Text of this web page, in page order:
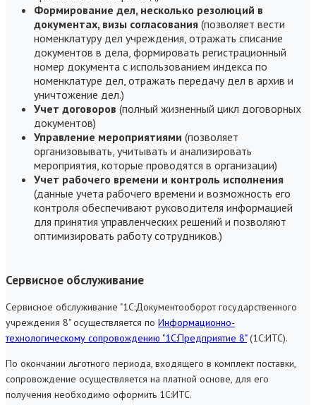
Формирование дел, несколько резолюций в
документах, визы согласования (позволяет вести
номенклатуру дел учреждения, отражать списание
документов в дела, формировать регистрационный
номер документа с использованием индекса по
номенклатуре дел, отражать передачу дел в архив и
уничтожение дел.)
Учет договоров (полный жизненный цикл договорных
документов)
Управление мероприятиями (позволяет
организовывать, учитывать и анализировать
мероприятия, которые проводятся в организации)
Учет рабочего времени и контроль исполнения
(данные учета рабочего времени и возможность его
контроля обеспечивают руководителя информацией
для принятия управленческих решений и позволяют
оптимизировать работу сотрудников.)
Сервисное обслуживание
Сервисное обслуживание "1С:Документооборот государственного
учреждения 8" осуществляется по Информационно-
технологическому сопровождению "1С:Предприятие 8"(1С:ИТС).
По окончании льготного периода, входящего в комплект поставки,
сопровождение осуществляется на платной основе, для его
получения необходимо оформить 1С:ИТС.